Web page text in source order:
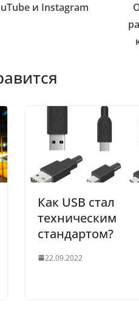
и Instagram
Как USB стал
техническим
стандартом?
22.09.2022